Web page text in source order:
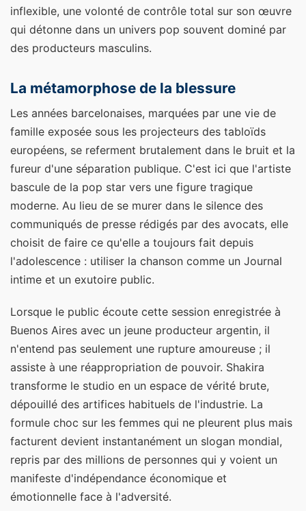
inflexible, une volonté de contrôle total sur son œuvre
qui détonne dans un univers pop souvent dominé par
des producteurs masculins.
La métamorphose de la blessure
Les années barcelonaises, marquées par une vie de
famille exposée sous les projecteurs des tabloïds
européens, se referment brutalement dans le bruit et la
fureur d'une séparation publique. C'est ici que l'artiste
bascule de la pop star vers une figure tragique
moderne. Au lieu de se murer dans le silence des
communiqués de presse rédigés par des avocats, elle
choisit de faire ce qu'elle a toujours fait depuis
l'adolescence : utiliser la chanson comme un Journal
intime et un exutoire public.
Lorsque le public écoute cette session enregistrée à
Buenos Aires avec un jeune producteur argentin, il
n'entend pas seulement une rupture amoureuse ; il
assiste à une réappropriation de pouvoir. Shakira
transforme le studio en un espace de vérité brute,
dépouillé des artifices habituels de l'industrie. La
formule choc sur les femmes qui ne pleurent plus mais
facturent devient instantanément un slogan mondial,
repris par des millions de personnes qui y voient un
manifeste d'indépendance économique et
émotionnelle face à l'adversité.